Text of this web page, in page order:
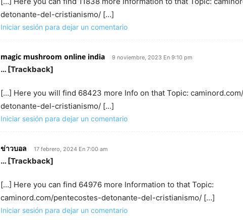
detonante-del-cristianismo/ […]
Iniciar sesión para dejar un comentario
magic mushroom online india 9 noviembre, 2023 En 9:10 pm
… [Trackback]
[…] Here you will find 68423 more Info on that Topic:
detonante-del-cristianismo/ […]
Iniciar sesión para dejar un comentario
ข่าวบอล 17 febrero, 2024 En 7:00 am
… [Trackback]
[…] Here you can find 64976 more Information to that Topic:
caminord.com/pentecostes-detonante-del-cristianismo/ […]
Iniciar sesión para dejar un comentario